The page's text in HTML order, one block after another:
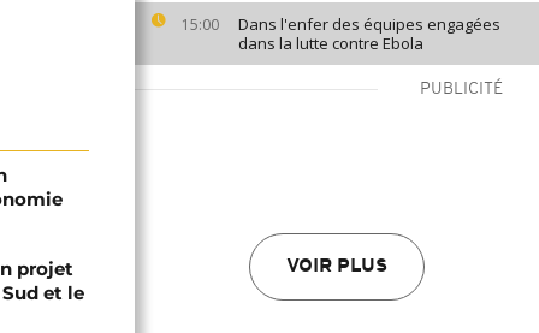
15:00
Dans l'enfer des équipes engagées
dans la lutte contre Ebola
PUBLICITÉ
VOIR PLUS
projet
et le